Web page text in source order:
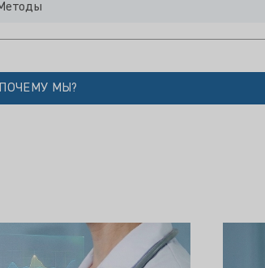
ПОЧЕМУ МЫ?